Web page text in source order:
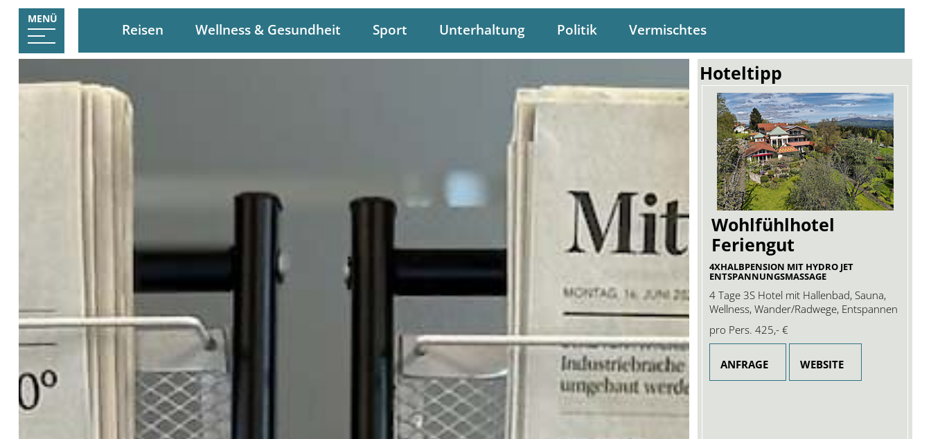
MENÜ
Hoteltipp
Wohlfühlhotel
Feriengut
4XHALBPENSION MIT HYDRO JET
ENTSPANNUNGSMASSAGE
4 Tage 3S Hotel mit Hallenbad, Sauna,
Wellness, Wander/Radwege, Entspannen
pro Pers. 425,- €
ANFRAGE WEBSITE
Reisen Wellness & Gesundheit Sport Unterhaltung Politik Vermischtes